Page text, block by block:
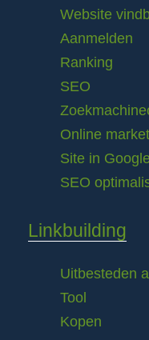
Website
Aanmelden
Ranking
SEO
Online
Site in Google
SEO
Linkbuilding
Uitbesteden
Tool
Kopen